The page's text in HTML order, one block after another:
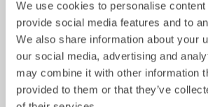
We use cookies to personalise
provide social media features and to
We also share information about your
our social media, advertising and
may combine it with other information
provided to them or that they’ve